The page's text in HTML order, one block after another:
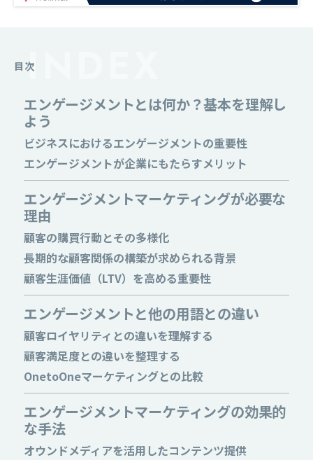
目次
エンゲージメントとは何か？基本を理解し
よう
ビジネスにおけるエンゲージメントの重要性
エンゲージメントが企業にもたらすメリット
エンゲージメントマーケティングが必要な
理由
顧客の購買行動とその多様化
長期的な顧客関係の構築が求められる背景
顧客生涯価値（LTV）を高める重要性
エンゲージメントと他の用語との違い
顧客ロイヤリティとの違いを理解する
顧客満足度との違いを整理する
OnetoOneマーケティングとの比較
エンゲージメントマーケティングの効果的
な手法
オウンドメディアを活用したコンテンツ提供